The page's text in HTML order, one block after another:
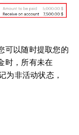
可以随时提取您的
时，所有未在
为非活动状态，